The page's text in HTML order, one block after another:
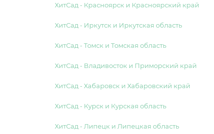
ХитСад - Красноярск и Красноярский край
ХитСад - Иркутск и Иркутская область
ХитСад - Томск и Томская область
ХитСад - Владивосток и Приморский край
ХитСад - Хабаровск и Хабаровский край
ХитСад - Курск и Курская область
ХитСад - Липецк и Липецкая область